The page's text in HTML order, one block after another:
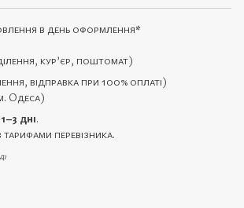
в день оформлення*
кур’єр, поштомат)
відправка при 100% оплаті)
Одеса)
1–3 дні.
перевізника.